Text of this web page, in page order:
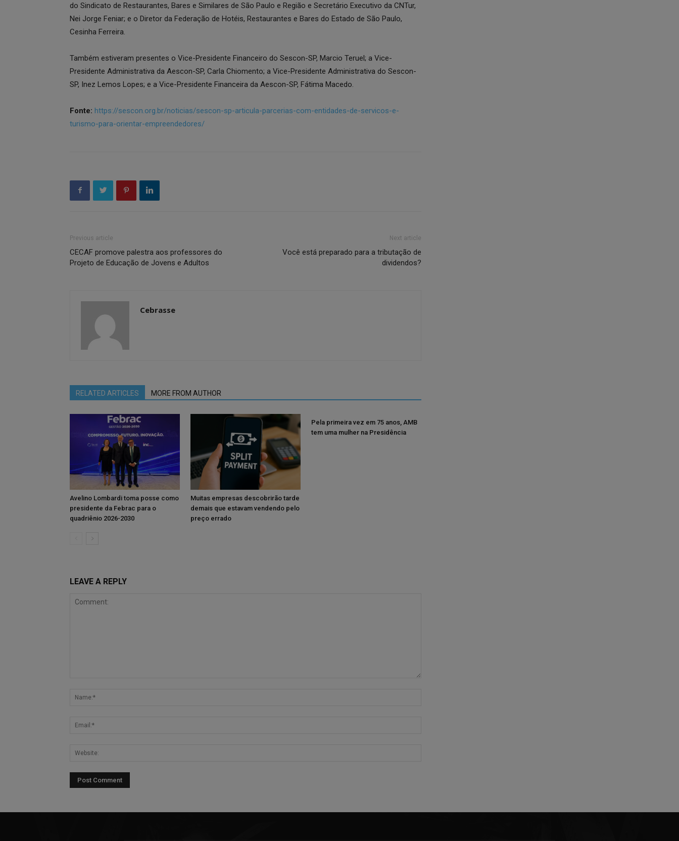
do Sindicato de Restaurantes, Bares e Similares de São Paulo e Região e Secretário Executivo da CNTur,
Nei Jorge Feniar; e o Diretor da Federação de Hotéis, Restaurantes e Bares do Estado de São Paulo,
Cesinha Ferreira.
Também estiveram presentes o Vice-Presidente Financeiro do Sescon-SP, Marcio Teruel; a Vice-
Presidente Administrativa da Aescon-SP, Carla Chiomento; a Vice-Presidente Administrativa do Sescon-
SP, Inez Lemos Lopes; e a Vice-Presidente Financeira da Aescon-SP, Fátima Macedo.
Fonte: https://sescon.org.br/noticias/sescon-sp-articula-parcerias-com-entidades-de-servicos-e-
turismo-para-orientar-empreendedores/
Previous article
CECAF promove palestra aos professores do
Projeto de Educação de Jovens e Adultos
Next article
Você está preparado para a tributação de
dividendos?
Cebrasse
RELATED ARTICLES MORE FROM AUTHOR
Avelino Lombardi toma posse como
presidente da Febrac para o
quadriênio 2026-2030
Muitas empresas descobrirão tarde
demais que estavam vendendo pelo
preço errado
Pela primeira vez em 75 anos, AMB
tem uma mulher na Presidência
LEAVE A REPLY